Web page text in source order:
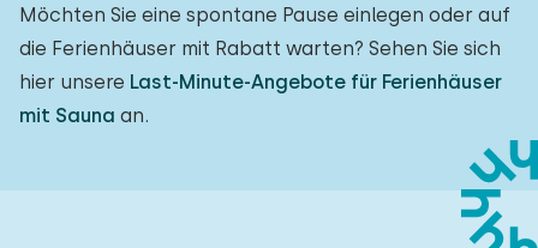
Möchten Sie eine spontane Pause einlegen oder auf
die Ferienhäuser mit Rabatt warten? Sehen Sie sich
hier unsere Last-Minute-Angebote für Ferienhäuser
mit Sauna an.